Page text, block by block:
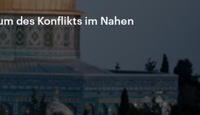
des Konflikts im Nahen